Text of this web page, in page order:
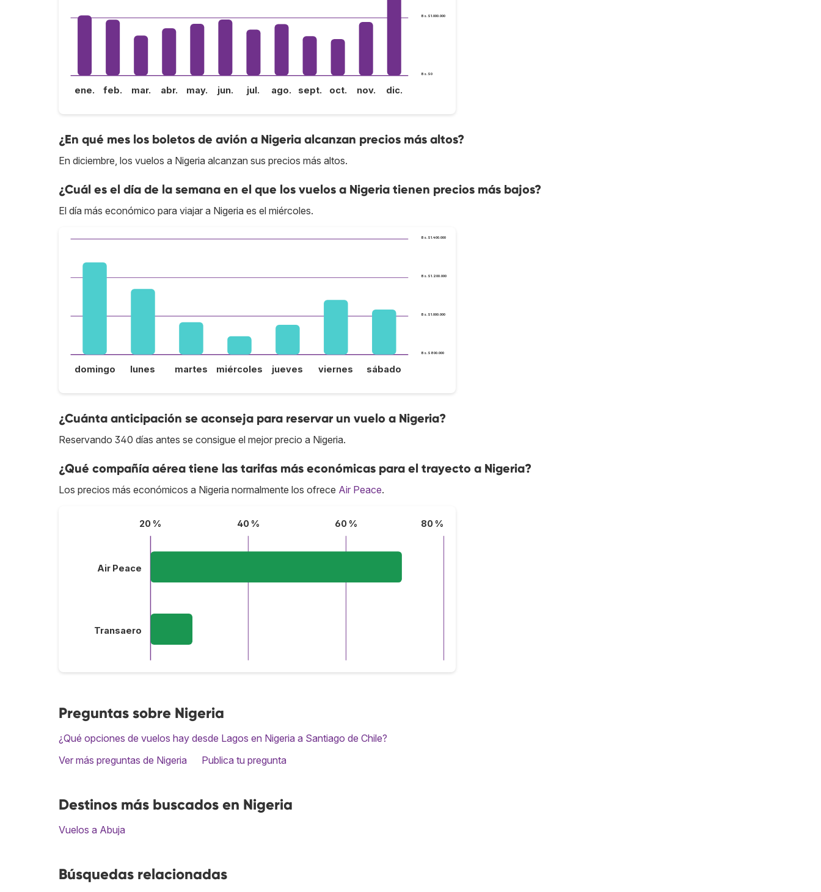
Bs.S0
Bs.S1.000.000
ene. feb. mar. abr. may. jun. jul. ago. sept. oct. nov. dic.
¿En qué mes los boletos de avión a Nigeria alcanzan precios más altos?
En diciembre, los vuelos a Nigeria alcanzan sus precios más altos.
¿Cuál es el día de la semana en el que los vuelos a Nigeria tienen precios más bajos?
El día más económico para viajar a Nigeria es el miércoles.
Bs.S800.000
Bs.S1.000.000
Bs.S1.200.000
Bs.S1.400.000
domingo lunes martes miércoles jueves viernes sábado
¿Cuánta anticipación se aconseja para reservar un vuelo a Nigeria?
Reservando 340 días antes se consigue el mejor precio a Nigeria.
¿Qué compañía aérea tiene las tarifas más económicas para el trayecto a Nigeria?
Los precios más económicos a Nigeria normalmente los ofrece Air Peace.
20 % 40 % 60 % 80 %
Air Peace
Transaero
Preguntas sobre Nigeria
¿Qué opciones de vuelos hay desde Lagos en Nigeria a Santiago de Chile?
Ver más preguntas de Nigeria
Publica tu pregunta
Destinos más buscados en Nigeria
Vuelos a Abuja
Búsquedas relacionadas